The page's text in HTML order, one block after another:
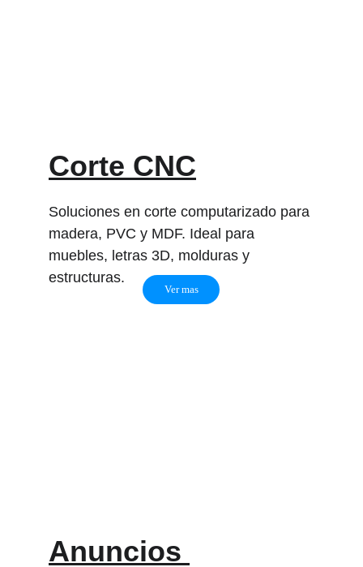
Corte CNC
Soluciones en corte computarizado para
madera, PVC y MDF. Ideal para
muebles, letras 3D, molduras y
estructuras.
Anuncios
Ver mas